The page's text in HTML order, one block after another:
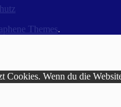
Themes.
Cookies. Wenn du die